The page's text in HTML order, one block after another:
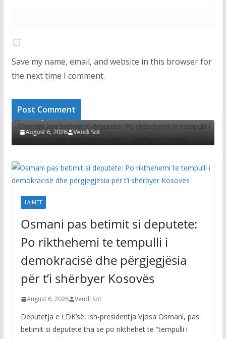
Save my name, email, and website in this browser for
the next time I comment.
LAJMET
tempulli i demokracisë dhe përgjegjësia për t’i
shërbyer Kosovës
August 6, 2026 Vendi Sot
LAJMET
Osmani pas betimit si deputete:
Po rikthehemi te tempulli i
demokracisë dhe përgjegjësia
për t’i shërbyer Kosovës
August 6, 2026 Vendi Sot
Deputetja e LDK’së, ish-presidentja Vjosa Osmani, pas
betimit si deputete tha se po rikthehet te “tempulli i